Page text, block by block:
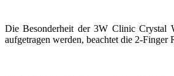
Die Besonderheit der 3W Clinic Crystal
aufgetragen werden, beachtet die 2-